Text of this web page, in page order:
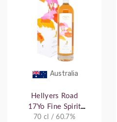
Australia
Hellyers Road
17Yo Fine Spirit
Project
70 cl / 60.7%